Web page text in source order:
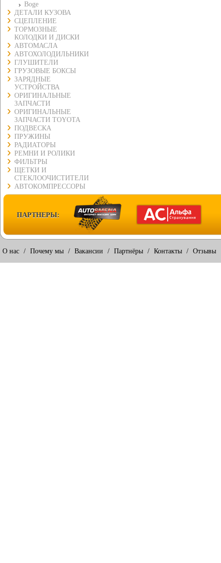
Boge
ДЕТАЛИ КУЗОВА
СЦЕПЛЕНИЕ
ТОРМОЗНЫЕ
КОЛОДКИ И ДИСКИ
АВТОМАСЛА
АВТОХОЛОДИЛЬНИКИ
ГЛУШИТЕЛИ
ГРУЗОВЫЕ БОКСЫ
ЗАРЯДНЫЕ
УСТРОЙСТВА
ОРИГИНАЛЬНЫЕ
ЗАПЧАСТИ
ОРИГИНАЛЬНЫЕ
ЗАПЧАСТИ TOYOTA
ПОДВЕСКА
ПРУЖИНЫ
РАДИАТОРЫ
РЕМНИ И РОЛИКИ
ФИЛЬТРЫ
ЩЕТКИ И
СТЕКЛООЧИСТИТЕЛИ
АВТОКОМПРЕССОРЫ
ПАРТНЕРЫ:
О нас / Почему мы / Вакансии / Партнёры / Контакты / Отзывы